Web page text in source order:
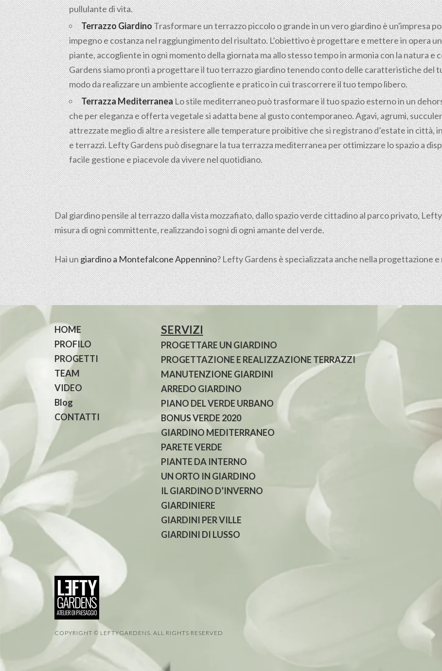
pullulante di vita.
Terrazzo GiardinoTrasformare un terrazzo piccolo o grande in un vero giardino è un'impresa
impegno e costanza nel raggiungimento del risultato. L’obiettivo è progettare e mettere in opera
piante, accogliente in ogni momento della giornata ma allo stesso tempo in armonia con la natura e
Gardens siamo pronti a progettare il tuo terrazzo giardino tenendo conto delle caratteristiche del
modo da realizzare un ambiente accogliente e pratico in cui trascorrere il tuo tempo libero.
Terrazza MediterraneaLo stile mediterraneo può trasformare il tuo spazio esterno in un
che per eleganza e offerta vegetale si adatta bene al gusto contemporaneo. Agavi, agrumi,
attrezzate meglio di altre a resistere alle temperature proibitive che si registrano d’estate in città,
e terrazzi. Lefty Gardens può disegnare la tua terrazza mediterranea per ottimizzare lo spazio a
facile gestione e piacevole da vivere nel quotidiano.
Dal giardino pensile al terrazzo dalla vista mozzafiato, dallo spazio verde cittadino al parco privato,
misura di ogni committente, realizzando i sogni di ogni amante del verde.
Hai ungiardino a Montefalcone Appennino? Lefty Gardens è specializzata anche nella progettazione
HOME
PROFILO
PROGETTI
TEAM
VIDEO
Blog
CONTATTI
SERVIZI
PROGETTARE UN GIARDINO
PROGETTAZIONE E REALIZZAZIONE TERRAZZI
MANUTENZIONE GIARDINI
ARREDO GIARDINO
PIANO DEL VERDE URBANO
BONUS VERDE 2020
GIARDINO MEDITERRANEO
PARETE VERDE
PIANTE DA INTERNO
UN ORTO IN GIARDINO
IL GIARDINO D’INVERNO
GIARDINIERE
GIARDINI PER VILLE
GIARDINI DI LUSSO
COPYRIGHT © LEFTYGARDENS. ALL RIGHTS RESERVED